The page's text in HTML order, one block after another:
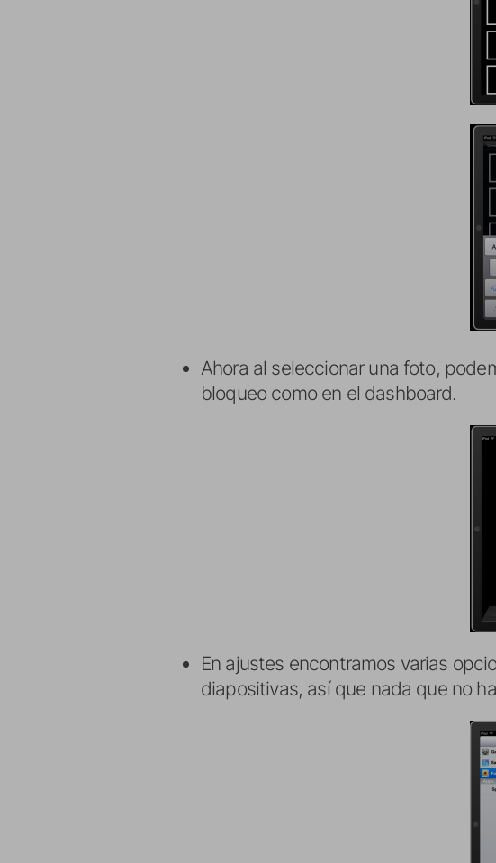
Ahora al seleccionar una foto,
bloqueo como en el dashboard.
En ajustes encontramos varias
diapositivas, así que nada que no